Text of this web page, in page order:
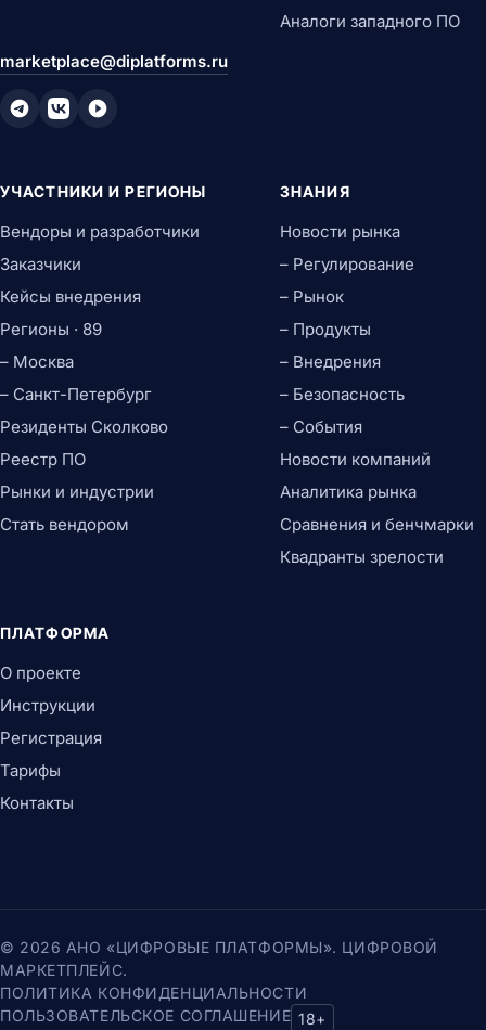
marketplace@diplatforms.ru
Аналоги западного ПО
УЧАСТНИКИ И РЕГИОНЫ
Вендоры и разработчики
Заказчики
Кейсы внедрения
Регионы · 89
– Москва
– Санкт-Петербург
Резиденты Сколково
Реестр ПО
Рынки и индустрии
Стать вендором
ЗНАНИЯ
Новости рынка
– Регулирование
– Рынок
– Продукты
– Внедрения
– Безопасность
– События
Новости компаний
Аналитика рынка
Сравнения и бенчмарки
Квадранты зрелости
ПЛАТФОРМА
О проекте
Инструкции
Регистрация
Тарифы
Контакты
© 2026 АНО «ЦИФРОВЫЕ ПЛАТФОРМЫ». ЦИФРОВОЙ
МАРКЕТПЛЕЙС.
ПОЛИТИКА КОНФИДЕНЦИАЛЬНОСТИ
ПОЛЬЗОВАТЕЛЬСКОЕ СОГЛАШЕНИЕ 18+